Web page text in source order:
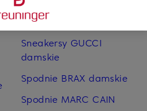
Płaszcze puchowe Marc
O'Polo
Sneakersy GUCCI
damskie
Spodnie BRAX damskie
Spodnie MARC CAIN